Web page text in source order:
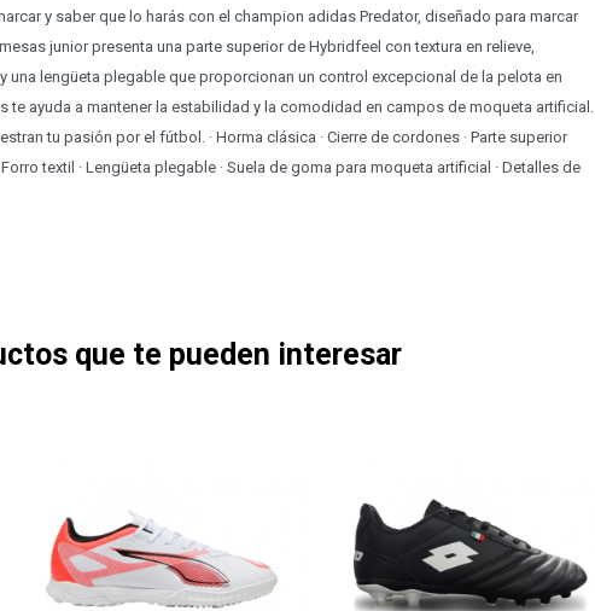
y saber que lo harás con el champion adidas Predator, diseñado para marcar
junior presenta una parte superior de Hybridfeel con textura en relieve,
una lengüeta plegable que proporcionan un control excepcional de la pelota en
te ayuda a mantener la estabilidad y la comodidad en campos de moqueta artificial.
tu pasión por el fútbol. · Horma clásica · Cierre de cordones · Parte superior
textil · Lengüeta plegable · Suela de goma para moqueta artificial · Detalles de
que te pueden interesar